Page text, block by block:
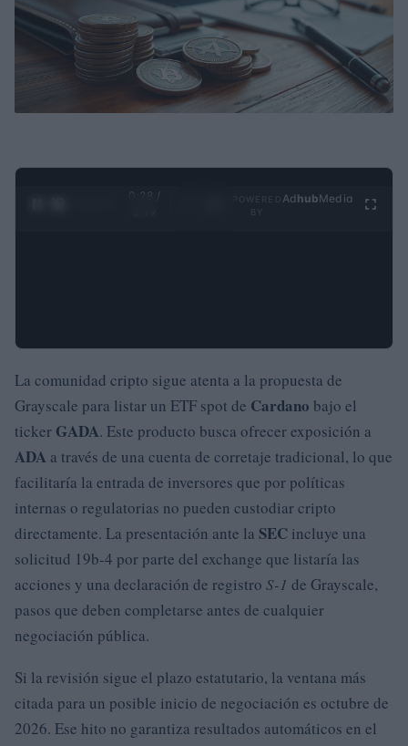
0:29 /
Ad hubMedia
La comunidad cripto sigue atenta a la propuesta de
Grayscale para listar un ETF spot de Cardano bajo el
ticker GADA. Este producto busca ofrecer exposición a
ADA a través de una cuenta de corretaje tradicional, lo que
facilitaría la entrada de inversores que por políticas
internas o regulatorias no pueden custodiar cripto
directamente. La presentación ante la SEC incluye una
solicitud 19b-4 por parte del exchange que listaría las
acciones y una declaración de registro S-1 de Grayscale,
pasos que deben completarse antes de cualquier
negociación pública.
Si la revisión sigue el plazo estatutario, la ventana más
citada para un posible inicio de negociación es octubre de
2026. Ese hito no garantiza resultados automáticos en el